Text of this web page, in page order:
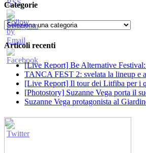
Categorie
Categorie
Articoli recenti
[Live Report] Be Alternative
TANCA FEST 2: svelata la lineup e
[Live Report] Il tour dei Litfiba per i
[Photostory] Suzanne Vega porta il
Suzanne Vega protagonista al